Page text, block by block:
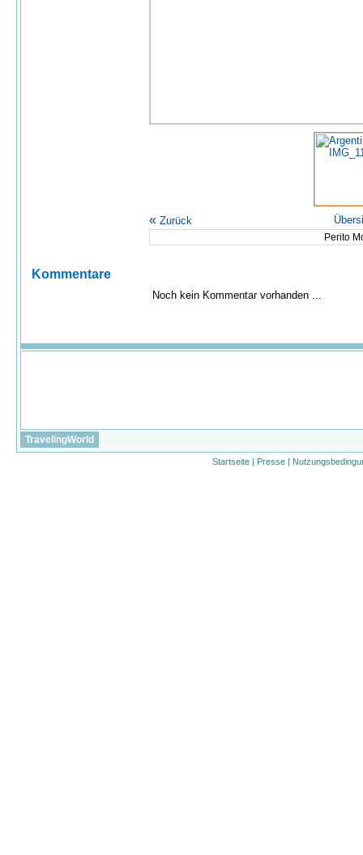
« Zurück
Perito
Kommentare
Noch kein Kommentar vorhanden ...
TravelingWorld
Startseite | Presse |